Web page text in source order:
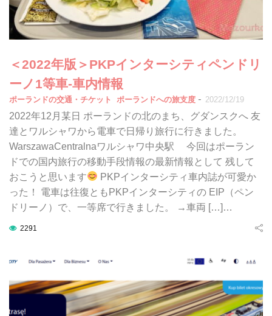
＜2022年版＞PKPインターシティペンドリ
ーノ1等車-車内情報
ポーランドの交通・チケット ポーランドへの旅支度 - 2022/12/19
2022年12月某日 ポーランドの北のまち、グダンスクへ 友
達とワルシャワから電車で日帰り旅行に行きました。
WarszawaCentralnaワルシャワ中央駅 今回はポーラン
ドでの国内旅行の移動手段情報の最新情報として 残して
おこうと思います
PKPインターシティ車内誌が可愛か
った！ 電車は往復ともPKPインターシティの EIP（ペン
ドリーノ）で、一等席で行きました。 →車両 […]…
2291